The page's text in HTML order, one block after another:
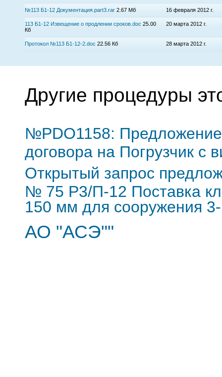
№113 Б1-12 Документация.part3.rar 2.67 Мб 16 февраля 2012 г.
113 Б1-12 Извещение о продлении сроков.doc 25.00
Кб
20 марта 2012 г.
Протокол №113 Б1-12-2.doc 22.56 Кб 28 марта 2012 г.
Другие процедуры
№PDO1158:
договора на Погрузчик с
Открытый запрос
№ 75 Р3/П-12 Поставка
150 мм для сооружения
АО "АСЭ""